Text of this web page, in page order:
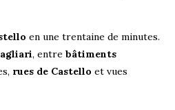
en une trentaine de minutes.
, entre bâtiments
rues de Castello et vues